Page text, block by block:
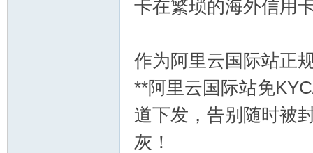
卡在繁琐的海外信用
作为阿里云国际站正
**阿里云国际站免
道下发，告别随时被
灰！